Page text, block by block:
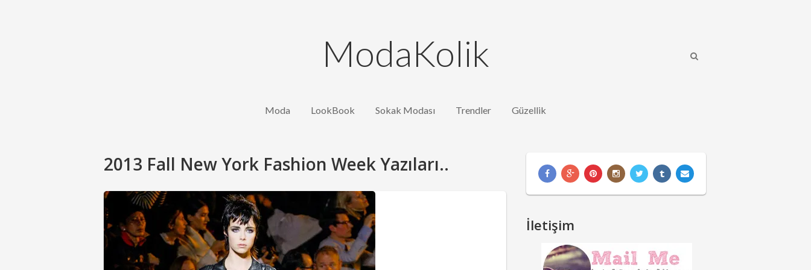
ModaKolik
Moda LookBook Sokak Modası Trendler Güzellik
2013 Fall New York Fashion Week Yazıları..
İletişim